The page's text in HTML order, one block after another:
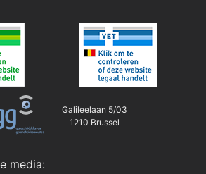
Galileelaan 5/03
1210 Brussel
media: